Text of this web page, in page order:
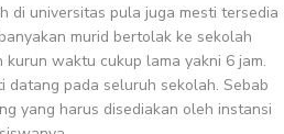
di universitas pula juga mesti tersedia
murid bertolak ke sekolah
waktu cukup lama yakni 6 jam.
datang pada seluruh sekolah. Sebab
yang harus disediakan oleh instansi